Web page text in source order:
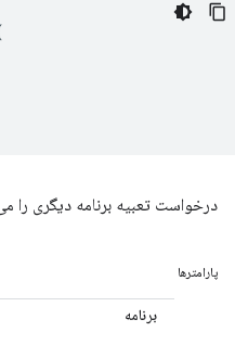
درخواست تعبیه برنامه دیگری را
پارامترها
برنامه